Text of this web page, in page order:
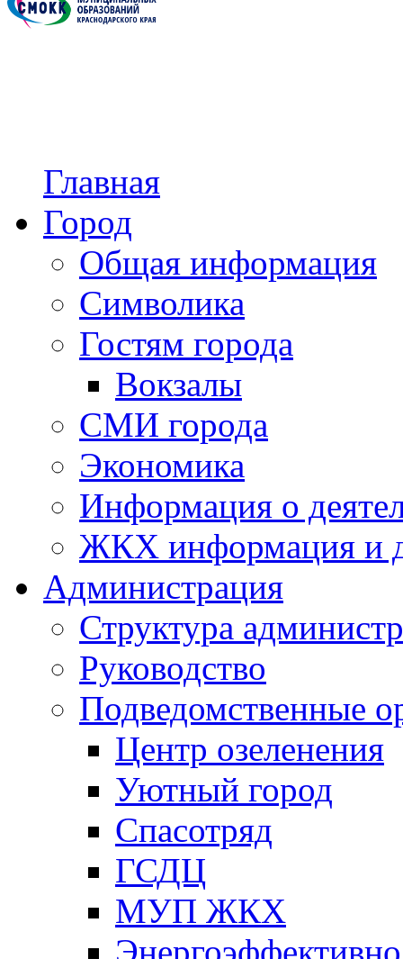
Главная
Город
Общая информация
Символика
Гостям города
Вокзалы
СМИ города
Экономика
Информация о
ЖКХ информация и
Администрация
Структура
Руководство
Подведомственные
Центр озеленения
Уютный город
Спасотряд
ГСДЦ
МУП ЖКХ